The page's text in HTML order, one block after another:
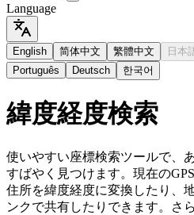
Language
English 简体中文 繁體中文 日本
Português
Deutsch 한국어
緯度経度検索
使いやすい座標検索ツールで、
すばやく見つけます。現在の
住所を緯度経度に変換したり、
ンクで共有したりできます。さ